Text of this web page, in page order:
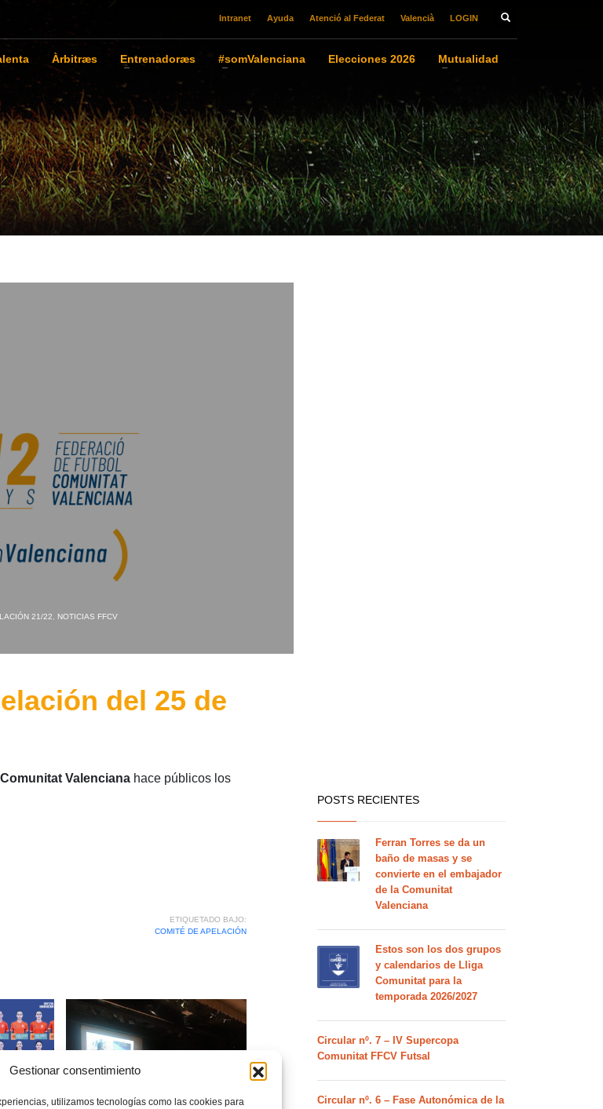
Gestionar consentimiento
utilizamos tecnologías como las cookies para
Intranet Ayuda Atenció al Federat Valencià LOGIN
Àrbitræs Entrenadoræs #somValenciana Elecciones 2026
Mutualidad
21/22 NOTICIAS FFCV
del 25 de
Valencianahace públicos los
ETIQUETADO BAJO:
COMITÉ DE APELACIÓN
POSTS RECIENTES
Ferran Torres se da un
baño de masas y se
convierte en el embajador
de la Comunitat
Valenciana
Estos son los dos grupos
y calendarios de Lliga
Comunitat para la
temporada 2026/2027
Circular nº. 7 – IV Supercopa
Comunitat FFCV Futsal
Circular nº. 6 – Fase Autonómica de la